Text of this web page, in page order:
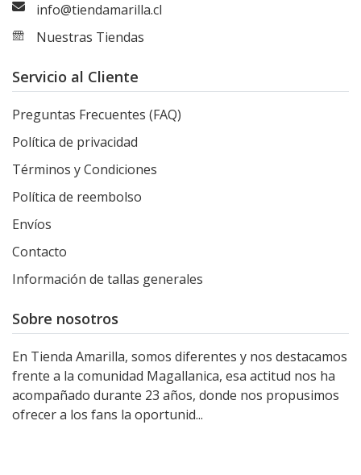
info@tiendamarilla.cl
Nuestras Tiendas
Servicio al Cliente
Preguntas Frecuentes (FAQ)
Política de privacidad
Términos y Condiciones
Política de reembolso
Envíos
Contacto
Información de tallas generales
Sobre nosotros
En Tienda Amarilla, somos diferentes y nos destacamos
frente a la comunidad Magallanica, esa actitud nos ha
acompañado durante 23 años, donde nos propusimos
ofrecer a los fans la oportunid...